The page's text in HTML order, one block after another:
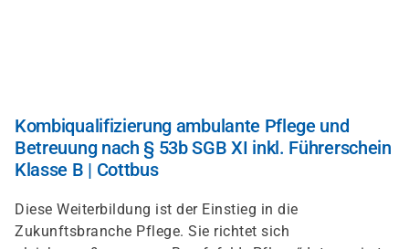
Kombiqualifizierung ambulante Pflege und
Betreuung nach § 53b SGB XI inkl. Führerschein
Klasse B | Cottbus
Diese Weiterbildung ist der Einstieg in die
Zukunftsbranche Pflege. Sie richtet sich